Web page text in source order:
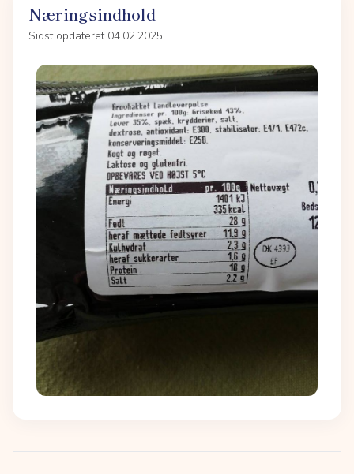
Næringsindhold
Sidst opdateret 04.02.2025